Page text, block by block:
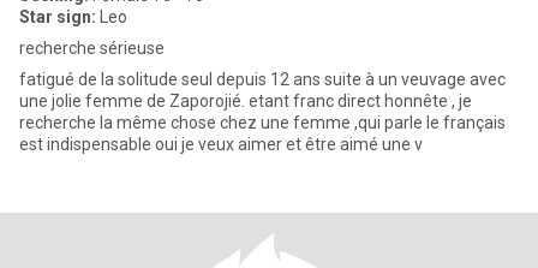
Star sign: Leo
recherche sérieuse
fatigué de la solitude seul depuis 12 ans suite à un veuvage avec
une jolie femme de Zaporojié. etant franc direct honnête , je
recherche la même chose chez une femme ,qui parle le français
est indispensable oui je veux aimer et être aimé une v